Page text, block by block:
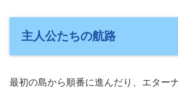
主人公たちの航路
最初の島から順番に進んだり、エター